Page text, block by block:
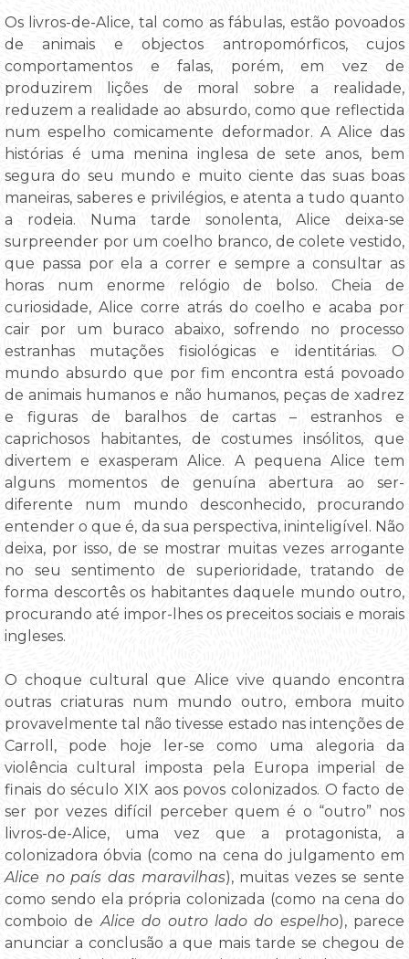
Os livros-de-Alice, tal como as fábulas, estão povoados
de animais e objectos antropomórficos, cujos
comportamentos e falas, porém, em vez de
produzirem lições de moral sobre a realidade,
reduzem a realidade ao absurdo, como que reflectida
num espelho comicamente deformador. A Alice das
histórias é uma menina inglesa de sete anos, bem
segura do seu mundo e muito ciente das suas boas
maneiras, saberes e privilégios, e atenta a tudo quanto
a rodeia. Numa tarde sonolenta, Alice deixa-se
surpreender por um coelho branco, de colete vestido,
que passa por ela a correr e sempre a consultar as
horas num enorme relógio de bolso. Cheia de
curiosidade, Alice corre atrás do coelho e acaba por
cair por um buraco abaixo, sofrendo no processo
estranhas mutações fisiológicas e identitárias. O
mundo absurdo que por fim encontra está povoado
de animais humanos e não humanos, peças de xadrez
e figuras de baralhos de cartas – estranhos e
caprichosos habitantes, de costumes insólitos, que
divertem e exasperam Alice. A pequena Alice tem
alguns momentos de genuína abertura ao ser-
diferente num mundo desconhecido, procurando
entender o que é, da sua perspectiva, ininteligível. Não
deixa, por isso, de se mostrar muitas vezes arrogante
no seu sentimento de superioridade, tratando de
forma descortês os habitantes daquele mundo outro,
procurando até impor-lhes os preceitos sociais e morais
ingleses.
O choque cultural que Alice vive quando encontra
outras criaturas num mundo outro, embora muito
provavelmente tal não tivesse estado nas intenções de
Carroll, pode hoje ler-se como uma alegoria da
violência cultural imposta pela Europa imperial de
finais do século XIX aos povos colonizados. O facto de
ser por vezes difícil perceber quem é o “outro” nos
livros-de-Alice, uma vez que a protagonista, a
colonizadora óbvia (como na cena do julgamento em
Alice no país das maravilhas), muitas vezes se sente
como sendo ela própria colonizada (como na cena do
comboio de Alice do outro lado do espelho), parece
anunciar a conclusão a que mais tarde se chegou de